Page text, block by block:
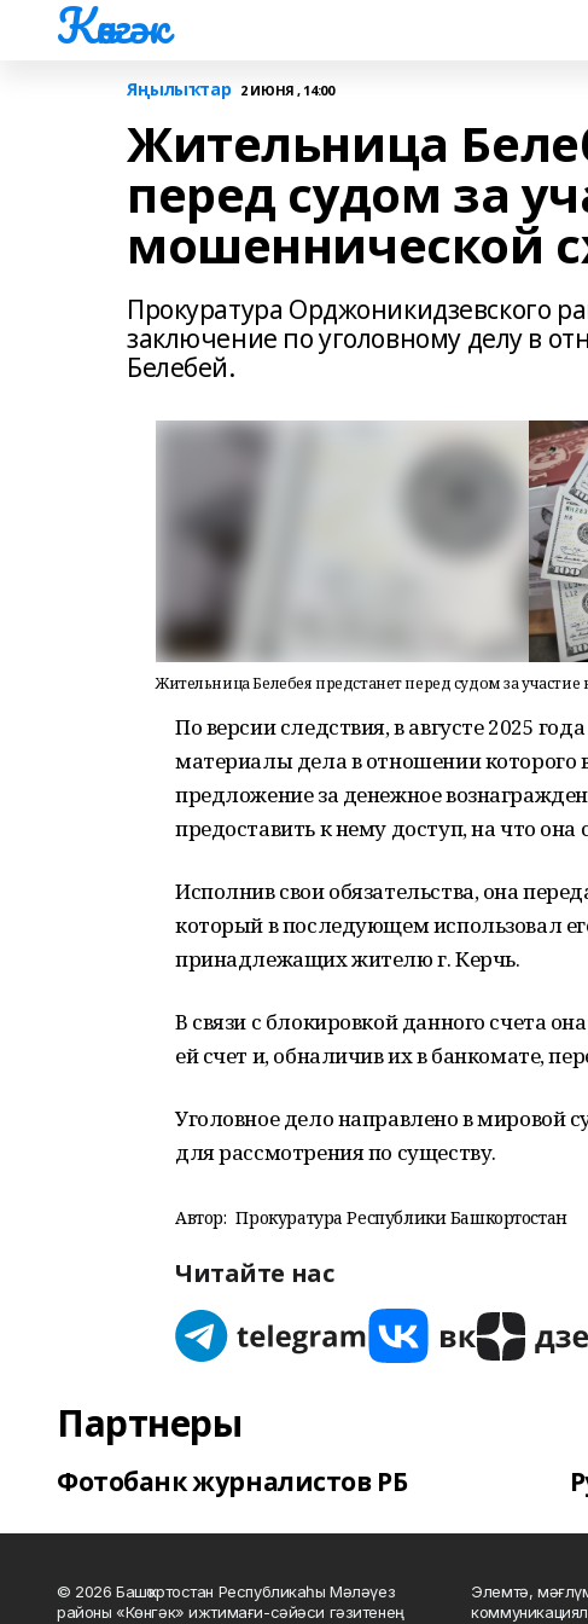
Көнгәк
Яңылыҡтар 2 ИЮНЯ , 14:00
Жительница
перед судом за
мошеннической
Прокуратура Орджоникидзевского
заключение по уголовному делу в
Белебей.
Жительница Белебея предстанет перед судом за
По версии следствия, в августе 2025
материалы дела в отношении которого
предложение за денежное
предоставить к нему доступ, на что она
Исполнив свои обязательства, она
который в последующем использовал
принадлежащих жителю г. Керчь.
В связи с блокировкой данного счета
ей счет и, обналичив их в банкомате,
Уголовное дело направлено в мировой
для рассмотрения по существу.
Автор: Прокуратура Республики Башкортостан
Читайте нас
Партнеры
Фотобанк журналистов РБ
© 2026 Башҡортостан Республикаһы Мәләүез
районы «Көнгәк» ижтимағи-сәйәси гәзитенең
Элемтә,